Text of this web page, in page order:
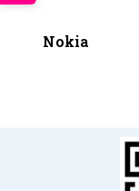
Nokia